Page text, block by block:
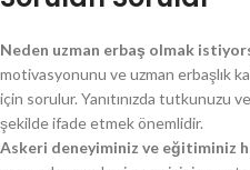
Neden uzman erbaş olmak
motivasyonunu ve uzman erbaşlık
için sorulur. Yanıtınızda tutkunuzu
şekilde ifade etmek önemlidir.
Askeri deneyiminiz ve eğitiminiz